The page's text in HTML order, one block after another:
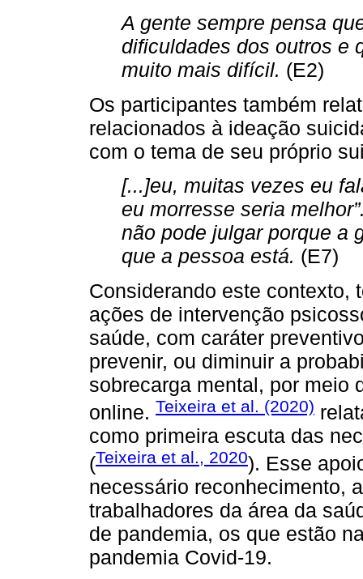
A gente sempre pensa
dificuldades dos outros e
muito mais difícil. (E2)
Os participantes também
relacionados à ideação
com o tema de seu próprio
[...]eu, muitas vezes eu
eu morresse seria
não pode julgar porque a
que a pessoa está. (E7)
Considerando este contexto,
ações de intervenção
saúde, com caráter
prevenir, ou diminuir a
sobrecarga mental, por meio
online. Teixeira et al. (2020)
como primeira escuta das
(Teixeira et al., 2020). Esse
necessário reconhecimento,
trabalhadores da área da
de pandemia, os que estão
pandemia Covid-19.